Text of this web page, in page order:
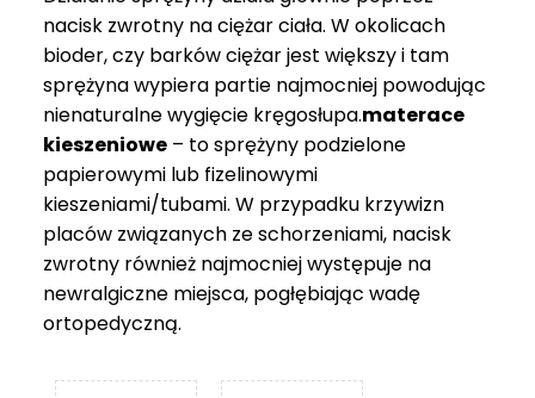
nacisk zwrotny na ciężar ciała. W okolicach
bioder, czy barków ciężar jest większy i tam
sprężyna wypiera partie najmocniej powodując
nienaturalne wygięcie kręgosłupa.materace
kieszeniowe – to sprężyny podzielone
papierowymi lub fizelinowymi
kieszeniami/tubami. W przypadku krzywizn
placów związanych ze schorzeniami, nacisk
zwrotny również najmocniej występuje na
newralgiczne miejsca, pogłębiając wadę
ortopedyczną.